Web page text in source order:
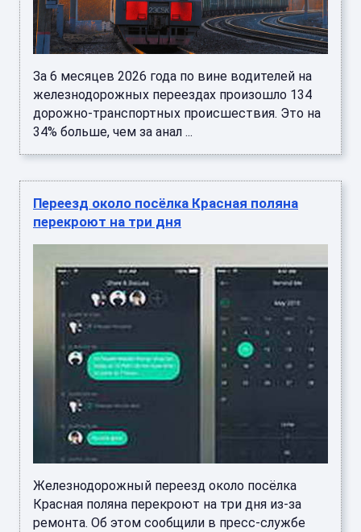
За 6 месяцев 2026 года по вине водителей на
железнодорожных переездах произошло 134
дорожно-транспортных происшествия. Это на
34% больше, чем за анал ...
Переезд около посёлка Красная поляна
перекроют на три дня
Железнодорожный переезд около посёлка
Красная поляна перекроют на три дня из-за
ремонта. Об этом сообщили в пресс-службе